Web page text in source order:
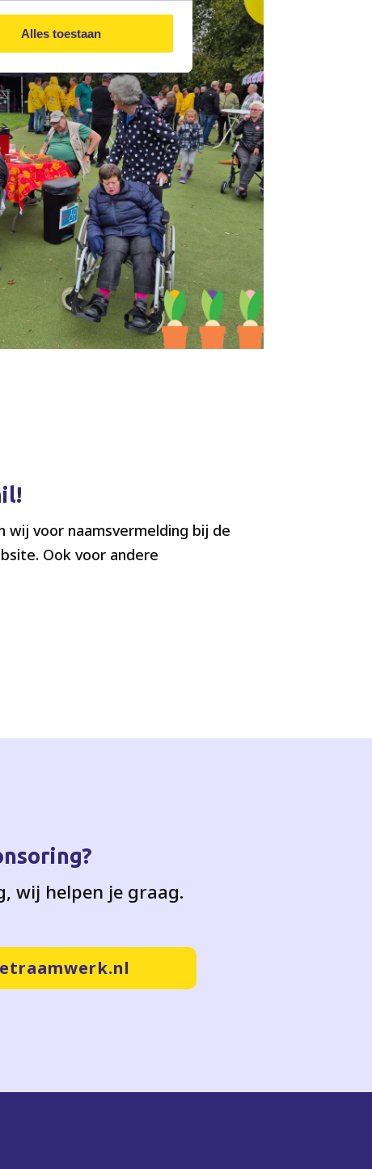
Alles toestaan
wij voor naamsvermelding bij de
Ook voor andere
wij helpen je graag.